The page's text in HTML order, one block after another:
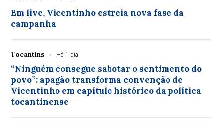
Em live, Vicentinho estreia nova fase da
campanha
Tocantins Há 1 dia
“Ninguém consegue sabotar o sentimento do
povo”: apagão transforma convenção de
Vicentinho em capítulo histórico da política
tocantinense